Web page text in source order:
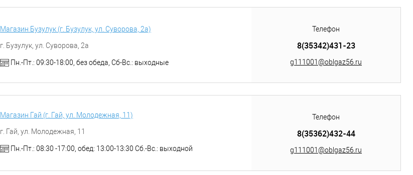
Магазин Бузулук (г. Бузулук, ул. Суворова, 2а)
г. Бузулук, ул. Суворова, 2а
Пн.-Пт.: 09:30-18:00, без обеда, Сб-Вс.: выходные
Телефон
8(35342)431-23
g111001@oblgaz56.ru
Магазин Гай (г. Гай, ул. Молодежная, 11)
г. Гай, ул. Молодежная, 11
Пн.-Пт.: 08:30 -17:00, обед: 13:00-13:30 Сб.-Вс.: выходной
Телефон
8(35362)432-44
g111001@oblgaz56.ru